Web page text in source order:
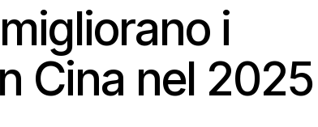
i
Cina nel 2025